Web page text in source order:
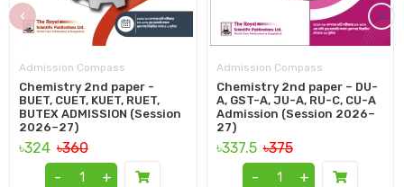
Admission Compass
Chemistry 2nd paper -
BUET, CUET, KUET, RUET,
BUTEX ADMISSION (Session
2026–27)
৳324 ৳360
-
+
Admission Compass
Chemistry 2nd paper – DU-
A, GST-A, JU-A, RU-C, CU-A
Admission (Session 2026–
27)
৳337.5 ৳375
-
+
‹ ›